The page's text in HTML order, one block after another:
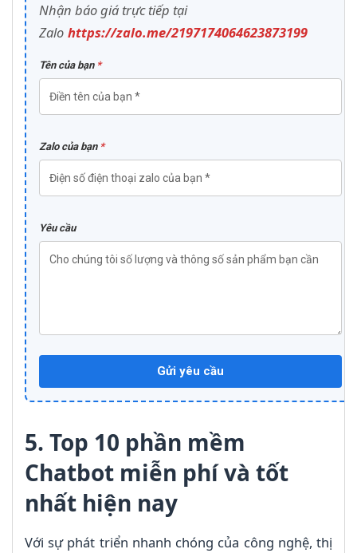
Nhận báo giá trực tiếp tại
Zalo https://zalo.me/2197174064623873199
Tên của bạn *
Zalo của bạn *
Yêu cầu
Gửi yêu cầu
5. Top 10 phần mềm
Chatbot miễn phí và tốt
nhất hiện nay
Với sự phát triển nhanh chóng của công nghệ, thị